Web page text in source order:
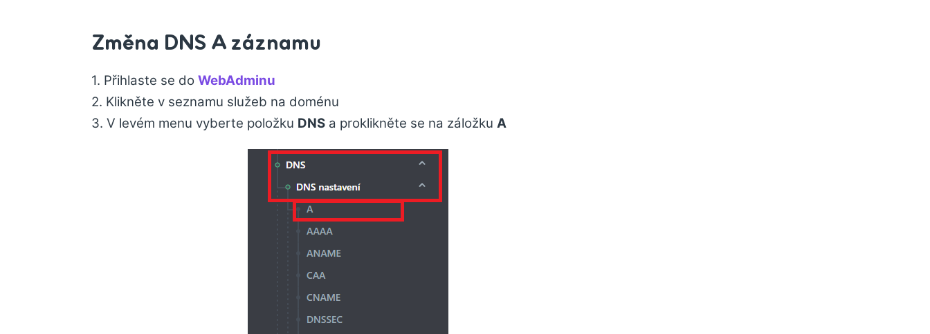
Změna DNS A záznamu
1. Přihlaste se do WebAdminu
2. Klikněte v seznamu služeb na doménu
3. V levém menu vyberte položku DNS a proklikněte se na záložku A